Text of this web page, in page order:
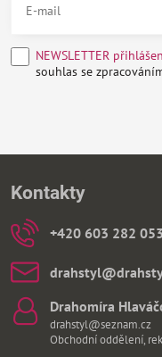
NEWSLETTER
souhlas se
Kontakty
+420 603 282 053
Drahomíra
drahstyl@seznam.cz
Obchodní oddělení,